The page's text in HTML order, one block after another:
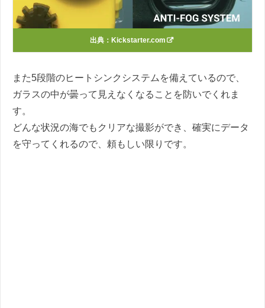
出典：Kickstarter.com
また5段階のヒートシンクシステムを備えているので、
ガラスの中が曇って見えなくなることを防いでくれま
す。
どんな状況の海でもクリアな撮影ができ、確実にデータ
を守ってくれるので、頼もしい限りです。